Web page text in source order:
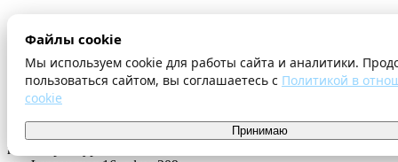
Файлы cookie
Мы используем cookie для работы сайта и аналитики.
пользоваться сайтом, вы соглашаетесь с Политикой в
cookie
Принимаю
Оплата и доставка
Шиномонтаж
Контакты
...
г. Екатеринбург